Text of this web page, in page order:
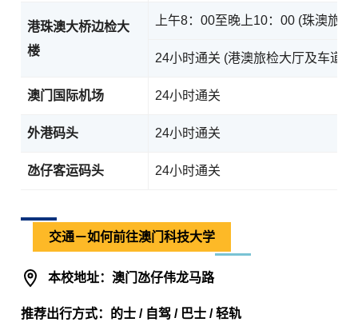
港珠澳大桥边检大
楼
上午8：00至晚上10：00 (珠澳旅检
24小时通关 (港澳旅检大厅及车道)
澳门国际机场 24小时通关
外港码头 24小时通关
氹仔客运码头 24小时通关
交通－如何前往澳门科技大学
本校地址：澳门氹仔伟龙马路
推荐出行方式：的士 / 自驾 / 巴士 / 轻轨